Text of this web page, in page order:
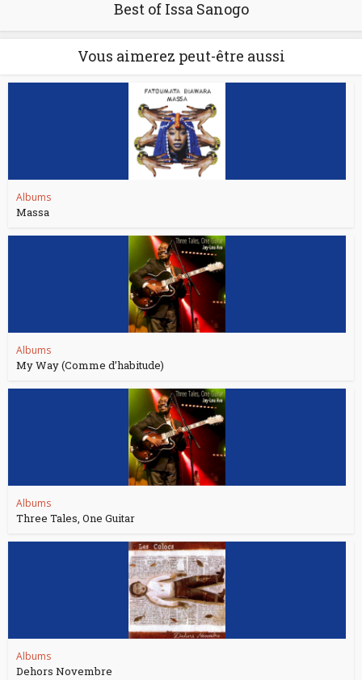
Best of Issa Sanogo
Vous aimerez peut-être aussi
Albums
Massa
Albums
My Way (Comme d’habitude)
Albums
Three Tales, One Guitar
Albums
Dehors Novembre